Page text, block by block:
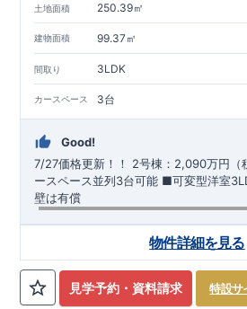
持保全管理
■住宅性能評価ダブル取得
い特設サイトはこちら★​物件のご案内
です☆
スムーズにご案内が可能♪​お気軽にお問
問い合わせお待ちしております
致します。
土地面積 250.39㎡
建物面積 99.37㎡
間取り 3LDK
カースペース 3台
Good!
7/27価格更新！！
2号棟：2,090万円（
ースペース並列3台可能 ​■可変型洋室
壁は有償
『新桐生』駅……
【学校】 ​桜木小学校……徒歩12分（約
徒歩23分（約1770ｍ）
見学予約・資料請求 特設サ
物件詳細を見る